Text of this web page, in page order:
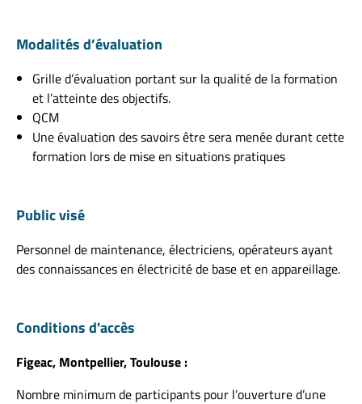
Modalités d’évaluation
Grille d’évaluation portant sur la qualité de la formation
et l’atteinte des objectifs.
QCM
Une évaluation des savoirs être sera menée durant cette
formation lors de mise en situations pratiques
Public visé
Personnel de maintenance, électriciens, opérateurs ayant
des connaissances en électricité de base et en appareillage.
Conditions d'accès
Figeac, Montpellier, Toulouse :
Nombre minimum de participants pour l’ouverture d’une